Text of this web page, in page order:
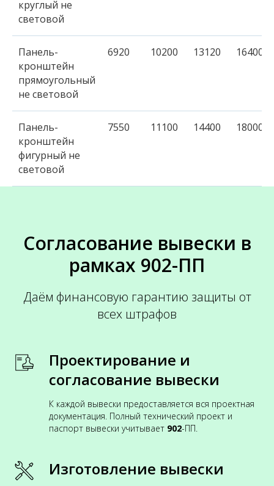
круглый не
световой
Панель-
кронштейн
прямоугольный
не световой
6920 10200 13120 16400
Панель-
кронштейн
фигурный не
световой
7550 11100 14400 18000
Согласование вывески в
рамках 902-ПП
Даём финансовую гарантию защиты от
всех штрафов
Проектирование и
согласование вывески
К каждой вывески предоставляется вся проектная
документация. Полный технический проект и
паспорт вывески учитывает 902-ПП.
Изготовление вывески